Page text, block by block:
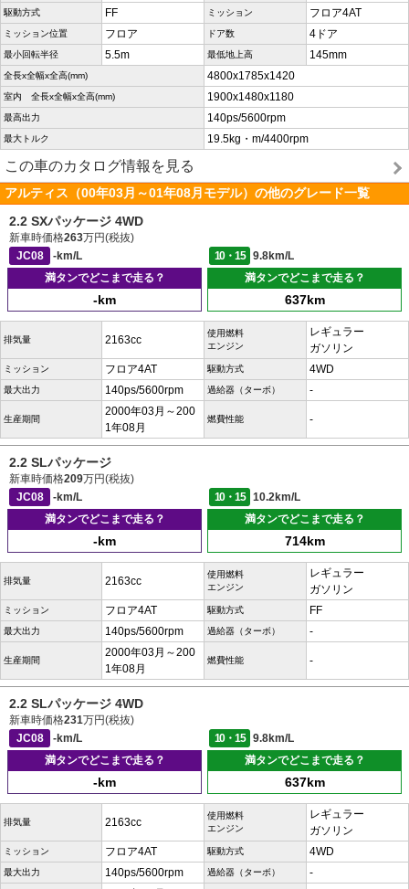
駆動方式 FF ミッション フロア4AT
ミッション位置 フロア ドア数 4ドア
最小回転半径 5.5m 最低地上高 145mm
全長x全幅x全高(mm) 4800x1785x1420
室内 全長x全幅x全高(mm) 1900x1480x1180
最高出力 140ps/5600rpm
最大トルク 19.5kg・m/4400rpm
この車のカタログ情報を見る
アルティス（00年03月～01年08月モデル）の他のグレード一覧
2.2 SXパッケージ 4WD
新車時価格263万円(税抜)
JC08
-km/L 10・15
9.8km/L
満タンでどこまで走る？
-km
満タンでどこまで走る？
637km
排気量 2163cc
使用燃料
エンジン
レギュラー
ガソリン
ミッション フロア4AT 駆動方式 4WD
最大出力 140ps/5600rpm 過給器（ターボ） -
生産期間
2000年03月～200
1年08月
燃費性能 -
2.2 SLパッケージ
新車時価格209万円(税抜)
JC08
-km/L 10・15
10.2km/L
満タンでどこまで走る？
-km
満タンでどこまで走る？
714km
排気量 2163cc
使用燃料
エンジン
レギュラー
ガソリン
ミッション フロア4AT 駆動方式 FF
最大出力 140ps/5600rpm 過給器（ターボ） -
生産期間
2000年03月～200
1年08月
燃費性能 -
2.2 SLパッケージ 4WD
新車時価格231万円(税抜)
JC08
-km/L 10・15
9.8km/L
満タンでどこまで走る？
-km
満タンでどこまで走る？
637km
排気量 2163cc
使用燃料
エンジン
レギュラー
ガソリン
ミッション フロア4AT 駆動方式 4WD
最大出力 140ps/5600rpm 過給器（ターボ） -